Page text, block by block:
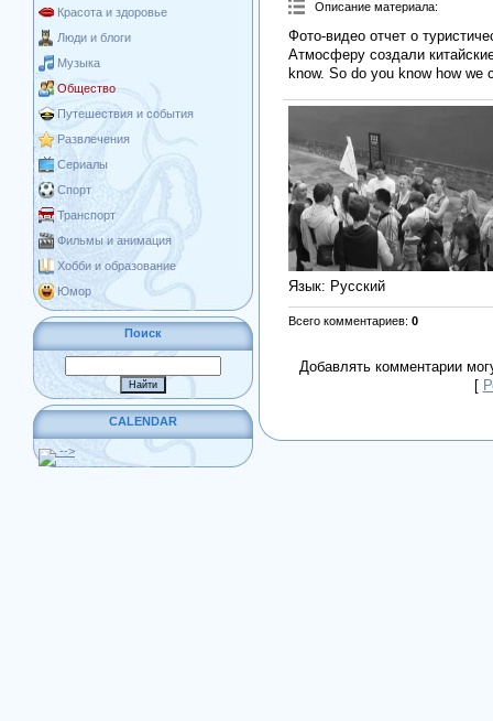
Красота и здоровье
Люди и блоги
Музыка
Общество
Путешествия и события
Развлечения
Сериалы
Спорт
Транспорт
Фильмы и анимация
Хобби и образование
Юмор
Поиск
CALENDAR
-->
Описание материала:
Фото-видео отчет о
Атмосферу создали
know. So do you know how we
Язык: Русский
Всего комментариев: 0
Добавлять комментарии
[